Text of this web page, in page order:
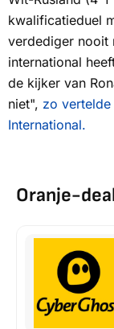
kwalificatieduel
verdediger nooit
international
de kijker van
niet", zo
International.
Oranje-